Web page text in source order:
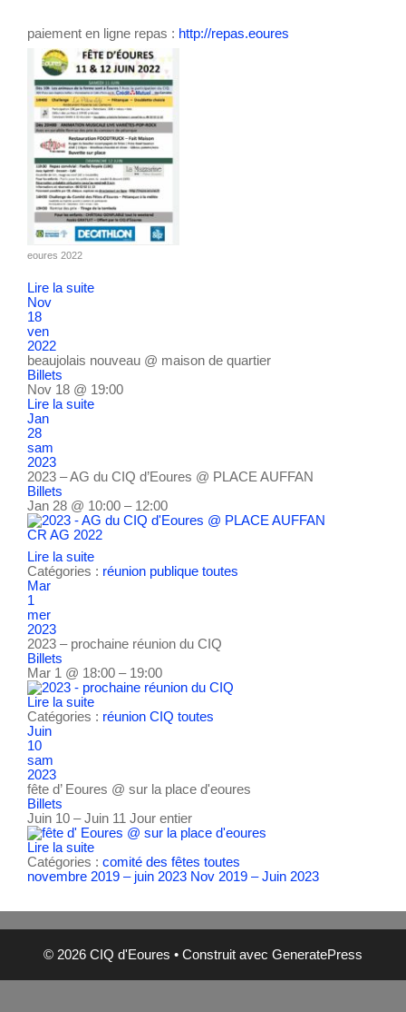
paiement en ligne repas : http://repas.eoures
eoures 2022
Lire la suite
Nov
18
ven
2022
beaujolais nouveau @ maison de quartier
Billets
Nov 18 @ 19:00
Lire la suite
Jan
28
sam
2023
2023 – AG du CIQ d’Eoures @ PLACE AUFFAN
Billets
Jan 28 @ 10:00 – 12:00
CR AG 2022
Lire la suite
Catégories : réunion publique toutes
Mar
1
mer
2023
2023 – prochaine réunion du CIQ
Billets
Mar 1 @ 18:00 – 19:00
Lire la suite
Catégories : réunion CIQ toutes
Juin
10
sam
2023
fête d’ Eoures @ sur la place d'eoures
Billets
Juin 10 – Juin 11 Jour entier
Lire la suite
Catégories : comité des fêtes toutes
novembre 2019 – juin 2023 Nov 2019 – Juin 2023
© 2026 CIQ d'Eoures • Construit avec GeneratePress